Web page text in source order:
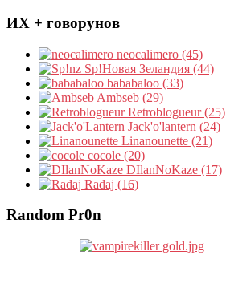
ИХ + говорунов
neocalimero (45)
Sp!Новая Зеландия (44)
bababaloo (33)
Ambseb (29)
Retroblogueur (25)
Jack'o'lantern (24)
Linanounette (21)
cocole (20)
DIlanNoKaze (17)
Radaj (16)
Random Pr0n